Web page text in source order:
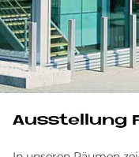
Ausstellung